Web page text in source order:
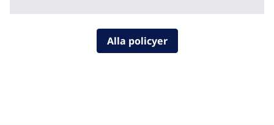
Alla policyer